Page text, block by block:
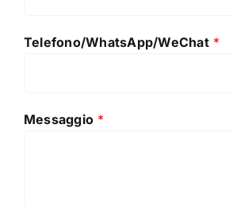
Telefono/WhatsApp/WeChat *
Messaggio *